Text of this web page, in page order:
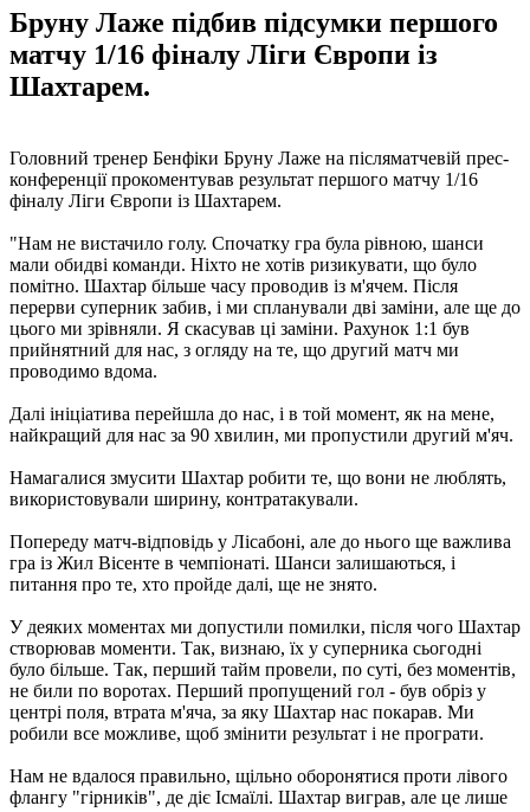
Бруну Лаже підбив підсумки першого
матчу 1/16 фіналу Ліги Європи із
Шахтарем.
Головний тренер Бенфіки Бруну Лаже на післяматчевій прес-
конференції прокоментував результат першого матчу 1/16
фіналу Ліги Європи із Шахтарем.
"Нам не вистачило голу. Спочатку гра була рівною, шанси
мали обидві команди. Ніхто не хотів ризикувати, що було
помітно. Шахтар більше часу проводив із м'ячем. Після
перерви суперник забив, і ми спланували дві заміни, але ще до
цього ми зрівняли. Я скасував ці заміни. Рахунок 1:1 був
прийнятний для нас, з огляду на те, що другий матч ми
проводимо вдома.
Далі ініціатива перейшла до нас, і в той момент, як на мене,
найкращий для нас за 90 хвилин, ми пропустили другий м'яч.
Намагалися змусити Шахтар робити те, що вони не люблять,
використовували ширину, контратакували.
Попереду матч-відповідь у Лісабоні, але до нього ще важлива
гра із Жил Вісенте в чемпіонаті. Шанси залишаються, і
питання про те, хто пройде далі, ще не знято.
У деяких моментах ми допустили помилки, після чого Шахтар
створював моменти. Так, визнаю, їх у суперника сьогодні
було більше. Так, перший тайм провели, по суті, без моментів,
не били по воротах. Перший пропущений гол - був обріз у
центрі поля, втрата м'яча, за яку Шахтар нас покарав. Ми
робили все можливе, щоб змінити результат і не програти.
Нам не вдалося правильно, щільно оборонятися проти лівого
флангу "гірників", де діє Ісмаїлі. Шахтар виграв, але це лише